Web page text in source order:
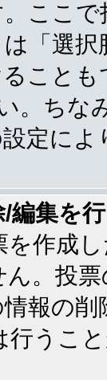
ここ
「選
こと
。ちな
設定に
編集を
を作成
。投
報の
行うこ